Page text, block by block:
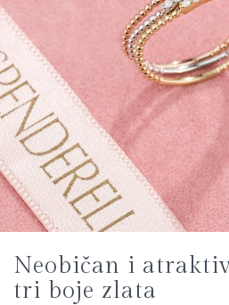
Neobičan i
tri boje zlata